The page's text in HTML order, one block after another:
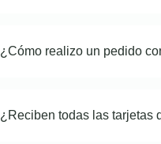
¿Cómo realizo un pedido
¿Reciben todas las tarjetas